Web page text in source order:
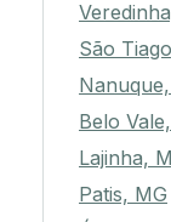
São
Belo
Lajinha,
Patis, MG